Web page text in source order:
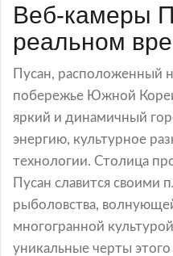
Веб-камеры
реальном
Пусан, расположенный
побережье Южной
яркий и динамичный
энергию, культурное
технологии. Столица
Пусан славится своими
рыболовства,
многогранной
уникальные черты